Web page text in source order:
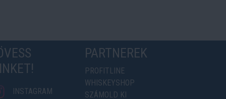
INSTAGRAM
PARTNEREK
PROFITLINE
WHISKEYSHOP
SZÁMOLD KI